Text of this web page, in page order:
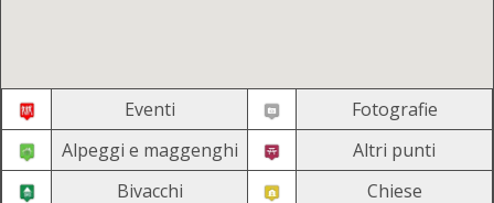
Eventi
Fotografie
Alpeggi e maggenghi
Altri punti
Bivacchi
Chiese